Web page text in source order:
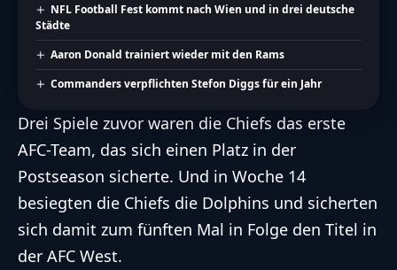
NFL Football Fest kommt nach Wien und in drei deutsche
Städte
Aaron Donald trainiert wieder mit den Rams
Commanders verpflichten Stefon Diggs für ein Jahr
Drei Spiele zuvor waren die Chiefs das erste
AFC-Team, das sich einen Platz in der
Postseason sicherte. Und in Woche 14
besiegten die Chiefs die Dolphins und sicherten
sich damit zum fünften Mal in Folge den Titel in
der AFC West.